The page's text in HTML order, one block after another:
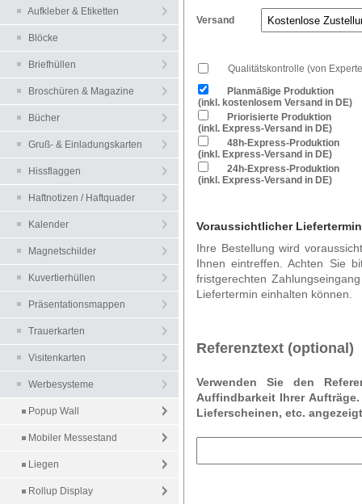
Leuchtkastenfolien
Aufkleber & Etiketten
Blöcke
Briefhüllen
Broschüren & Magazine
Bücher
Gruß- & Einladungskarten
Hissflaggen
Haftnotizen / Haftquader
Kalender
Magnetschilder
Kuvertierhüllen
Präsentationsmappen
Trauerkarten
Visitenkarten
Werbesysteme
Popup Wall
Mobiler Messestand
Liegen
Rollup Display
Versand
Qualitätskontrolle (von
Planmäßige Produktion
(inkl. kostenlosem Versand in DE)
Priorisierte Produktion
(inkl. Express-Versand in DE)
48h-Express-Produktion
(inkl. Express-Versand in DE)
24h-Express-Produktion
(inkl. Express-Versand in DE)
Voraussichtlicher Liefertermin
Ihre Bestellung wird
Ihnen eintreffen. Achten Sie
fristgerechten
Liefertermin einhalten können.
Referenztext (optional)
Verwenden Sie den
Auffindbarkeit Ihrer
Lieferscheinen, etc.